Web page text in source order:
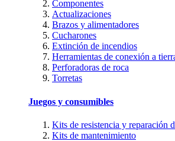
Componentes
Actualizaciones
Brazos y alimentadores
Cucharones
Extinción de incendios
Herramientas de conexión a
Perforadoras de roca
Torretas
Juegos y consumibles
Kits de resistencia y reparación
Kits de mantenimiento